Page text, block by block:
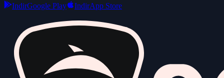
IndirGoogle Play IndirApp Store